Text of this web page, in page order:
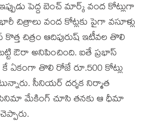
పెద్ద బెంచ్ మార్క్ వంద కోట్లుగా
చిత్రాలు వంద కోట్ల‌కు పైగా వ‌సూళ్లు
చిత్రం ఆదిపురుష్ ఇటీవ‌ల తొలి
ఔరా అనిపించింది. ఐతే ప్ర‌భాస్
తొలి రోజే రూ.500 కోట్లు
సీనియ‌ర్ ద‌ర్శ‌క నిర్మాత
సినిమా మేకింగ్ చూసి త‌న‌కు ఆ ధీమా